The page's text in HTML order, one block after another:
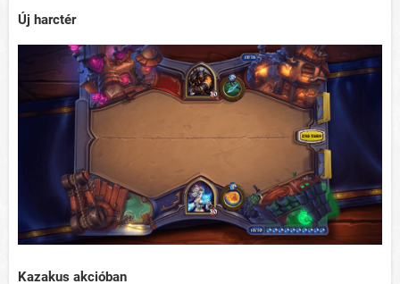
Új harctér
Kazakus akcióban